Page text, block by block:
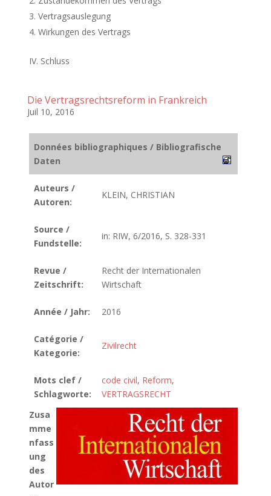
Vertragsauslegung
Wirkungen des Vertrags
IV. Schluss
Die Vertragsrechtsreform in Frankreich
Juil 10, 2016
Données bibliographiques / Bibliografische
Daten
Auteurs /
Autoren:
KLEIN, CHRISTIAN
Source /
Fundstelle:
in: RIW, 6/2016, S. 328-331
Revue /
Zeitschrift:
Recht der Internationalen
Wirtschaft
Année / Jahr: 2016
Catégorie /
Kategorie:
Zivilrecht
Mots clef /
Schlagworte:
code civil, Reform,
VERTRAGSRECHT
Zusa
mme
nfass
ung
des
Autor